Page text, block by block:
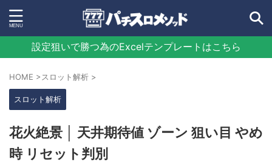
設定狙いで勝つ為のExcelテンプレートはこちら
HOME >スロット解析 >
スロット解析
花火絶景 │ 天井期待値 ゾーン 狙い目 やめ
時 リセット判別